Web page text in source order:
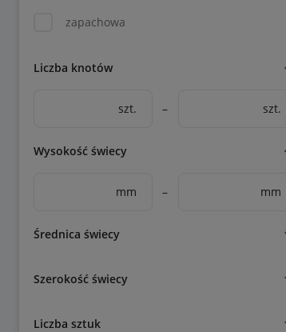
zapachowa
Liczba knotów
szt. – szt.
Wysokość świecy
mm – mm
Średnica świecy
Szerokość świecy
Liczba sztuk